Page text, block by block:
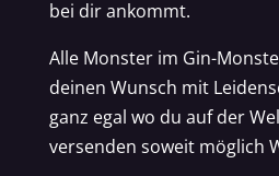
bei dir ankommt.
Alle Monster im Gin-
deinen Wunsch mit
ganz egal wo du auf der
versenden soweit möglich